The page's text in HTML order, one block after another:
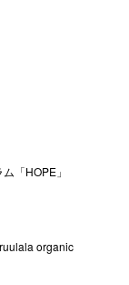
「HOPE」
organic